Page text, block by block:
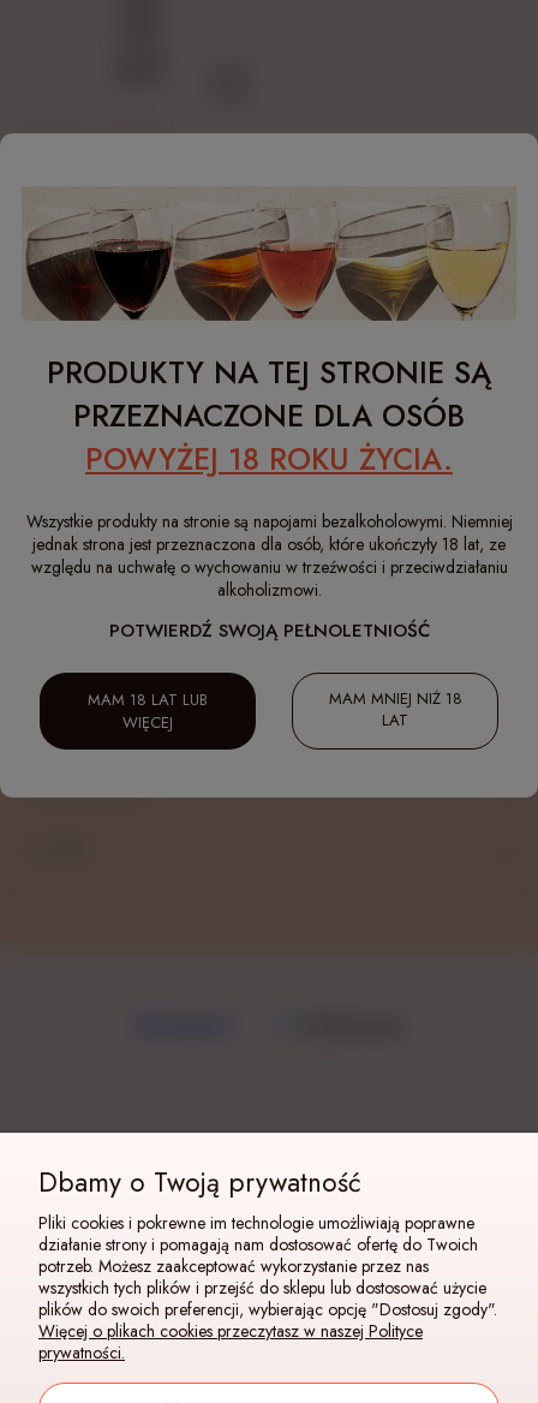
SINGRIA - 1000ML
« 1 2 4 »
PRODUKTY NA TEJ STRONIE SĄ
PRZEZNACZONE DLA OSÓB
POWYŻEJ 18 ROKU ŻYCIA.
Wszystkie produkty na stronie są napojami bezalkoholowymi. Niemniej
jednak strona jest przeznaczona dla osób, które ukończyły 18 lat, ze
względu na uchwałę o wychowaniu w trzeźwości i przeciwdziałaniu
alkoholizmowi.
POTWIERDŹ SWOJĄ PEŁNOLETNIOŚĆ
MAM 18 LAT LUB
WIĘCEJ
MAM MNIEJ NIŻ 18
LAT
Masz pytania lub wątpliwości?
Udzielimy wszelkich informacji!
sklep@bezalkohoLOVE.com
793 680 498
PŁATNOŚCI I DOSTAWA
INFORMACJE
Dbamy o Twoją prywatność
Pliki cookies i pokrewne im technologie umożliwiają poprawne
działanie strony i pomagają nam dostosować ofertę do Twoich
potrzeb. Możesz zaakceptować wykorzystanie przez nas
wszystkich tych plików i przejść do sklepu lub dostosować użycie
plików do swoich preferencji, wybierając opcję "Dostosuj zgody".
Więcej o plikach cookies przeczytasz w naszej Polityce
prywatności.